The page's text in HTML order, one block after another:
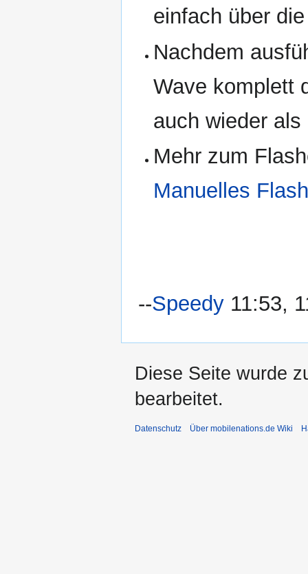
einfach über
Nachdem
Wave komplett
auch wieder
Mehr zum
Manuelles
--Speedy 11:53,
Diese Seite wurde
bearbeitet.
Datenschutz Über mobilenations.de Wiki